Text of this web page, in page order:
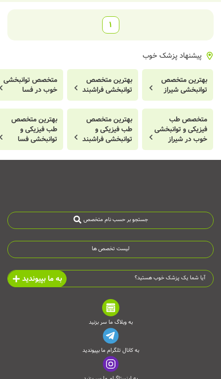
1
پیشنهاد پزشک خوب
بهترین متخصص
توانبخشی شیراز
بهترین متخصص
توانبخشی فراشبند
متخصص توانبخشی
خوب در فسا
متخصص طب
فیزیکی و توانبخشی
خوب در شیراز
بهترین متخصص
طب فیزیکی و
توانبخشی فراشبند
بهترین متخصص
طب فیزیکی و
توانبخشی فسا
جستجو بر حسب نام متخصص
لیست تخصص ها
آیا شما یک پزشک خوب هستید؟ به ما بپیوندید
به وبلاگ ما سر بزنید
به کانال تلگرام ما بپیوندید